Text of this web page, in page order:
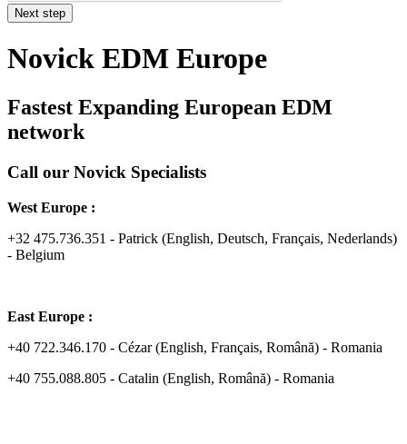
Next step
Novick EDM Europe
Fastest Expanding European EDM
network
Call our Novick Specialists
West Europe :
+32 475.736.351 - Patrick (English, Deutsch, Français, Nederlands)
- Belgium
East Europe :
+40 722.346.170 - Cézar (English, Français, Română) - Romania
+40 755.088.805 - Catalin (English, Română) - Romania